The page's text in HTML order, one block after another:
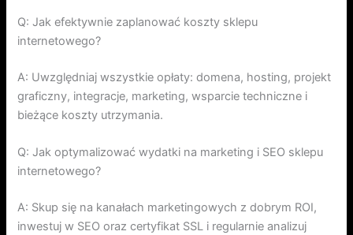
Q: Jak efektywnie zaplanować koszty sklepu
internetowego?
A: Uwzględniaj wszystkie opłaty: domena, hosting, projekt
graficzny, integracje, marketing, wsparcie techniczne i
bieżące koszty utrzymania.
Q: Jak optymalizować wydatki na marketing i SEO sklepu
internetowego?
A: Skup się na kanałach marketingowych z dobrym ROI,
inwestuj w SEO oraz certyfikat SSL i regularnie analizuj